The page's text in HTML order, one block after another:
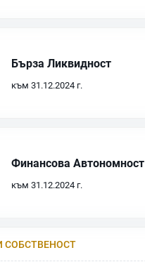
Бърза Ликвидност
към 31.12.2024 г.
Финансова Автономност
към 31.12.2024 г.
СОБСТВЕНОСТ